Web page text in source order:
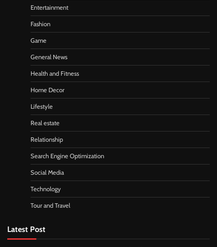
Entertainment
Fashion
Game
General News
Health and Fitness
Home Decor
Lifestyle
Real estate
Relationship
Search Engine Optimization
Social Media
Technology
Tour and Travel
Latest Post